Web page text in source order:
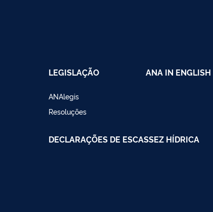
LEGISLAÇÃO
ANAlegis
Resoluções
ANA IN ENGLISH
DECLARAÇÕES DE ESCASSEZ HÍDRICA